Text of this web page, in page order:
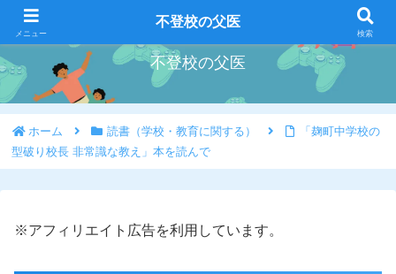
好きな事を好きな時にやろう
不登校の父医
ホーム 読書（学校・教育に関する）
「麹町中学校の
型破り校長 非常識な教え」本を読んで
※アフィリエイト広告を利用しています。
メニュー
不登校の父医
検索